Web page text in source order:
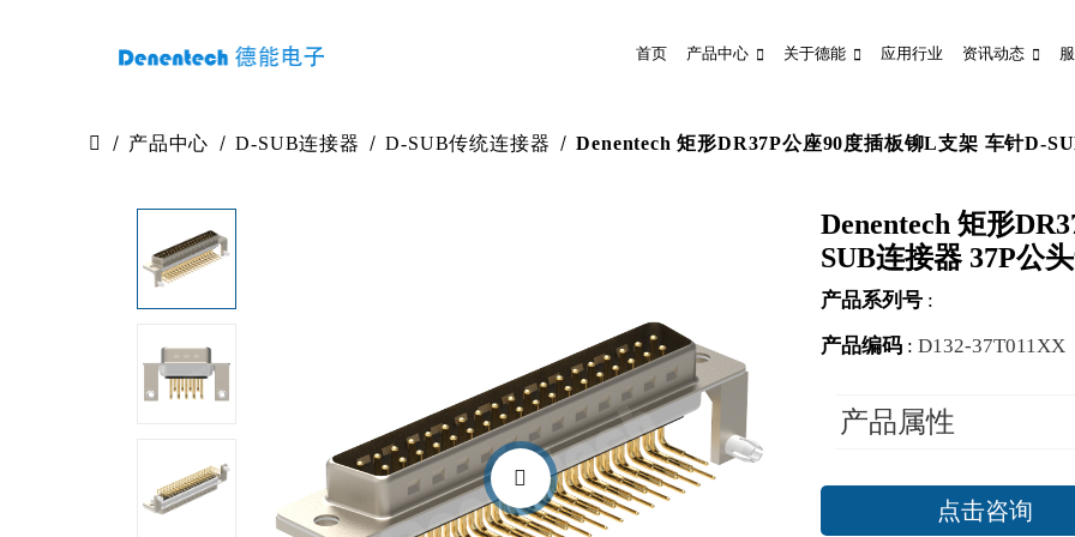
首页 产品中心 关于德能 应用行业 资讯动态
产品中心 D-SUB连接器 D-SUB传统连接器 Denentech 矩形DR37P公座90度插板铆L支架 车针D-
Denentech 矩形
SUB连接器 37P公
产品系列号 :
产品编码 : D132-37T011XX
产品属性
点击咨询